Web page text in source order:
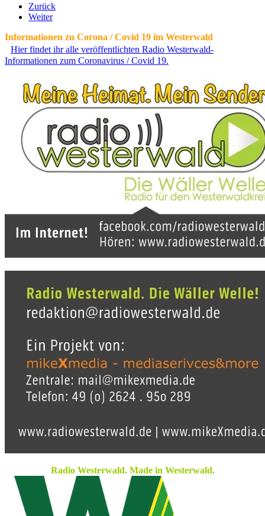
Zurück
Weiter
Informationen zu Corona / Covid 19 im Westerwald
Hier findet ihr alle veröffentlichten Radio Westerwald-
Informationen zum Coronavirus / Covid 19.
Radio Westerwald. Made in Westerwald.